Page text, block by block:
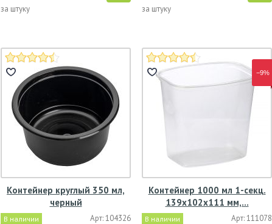
за штуку за штуку
Контейнер круглый 350 мл,
черный
В наличии Арт: 104326
−9%
Контейнер 1000 мл 1-секц.
139х102х111 мм,…
В наличии Арт: 111078